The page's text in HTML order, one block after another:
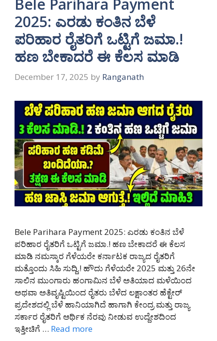
Bele Parihara Payment
2025: ಎರಡು ಕಂತಿನ ಬೆಳೆ
ಪರಿಹಾರ ರೈತರಿಗೆ ಒಟ್ಟಿಗೆ ಜಮಾ.!
ಹಣ ಬೇಕಾದರೆ ಈ ಕೆಲಸ ಮಾಡಿ
December 17, 2025 by Ranganath
Bele Parihara Payment 2025: ಎರಡು ಕಂತಿನ ಬೆಳೆ
ಪರಿಹಾರ ರೈತರಿಗೆ ಒಟ್ಟಿಗೆ ಜಮಾ.! ಹಣ ಬೇಕಾದರೆ ಈ ಕೆಲಸ
ಮಾಡಿ ನಮಸ್ಕಾರ ಗೆಳೆಯರೇ ಕರ್ನಾಟಕ ರಾಜ್ಯದ ರೈತರಿಗೆ
ಮತ್ತೊಂದು ಸಿಹಿ ಸುದ್ದಿ.! ಹೌದು ಗೆಳೆಯರೇ 2025 ಮತ್ತು 26ನೇ
ಸಾಲಿನ ಮುಂಗಾರು ಹಂಗಾಮಿನ ಬೆಳೆ ಅತಿಯಾದ ಮಳೆಯಿಂದ
ಅಥವಾ ಅತಿವೃಷ್ಟಿಯಿಂದ ರೈತರು ಬೆಳೆದ ಲಕ್ಷಾಂತರ ಹೆಕ್ಟೇರ್
ಪ್ರದೇಶದಲ್ಲಿ ಬೆಳೆ ಹಾನಿಯಾಗಿದೆ ಹಾಗಾಗಿ ಕೇಂದ್ರ ಮತ್ತು ರಾಜ್ಯ
ಸರ್ಕಾರ ರೈತರಿಗೆ ಆರ್ಥಿಕ ನೆರವು ನೀಡುವ ಉದ್ದೇಶದಿಂದ
ಇತ್ತೀಚಿಗೆ … Read more